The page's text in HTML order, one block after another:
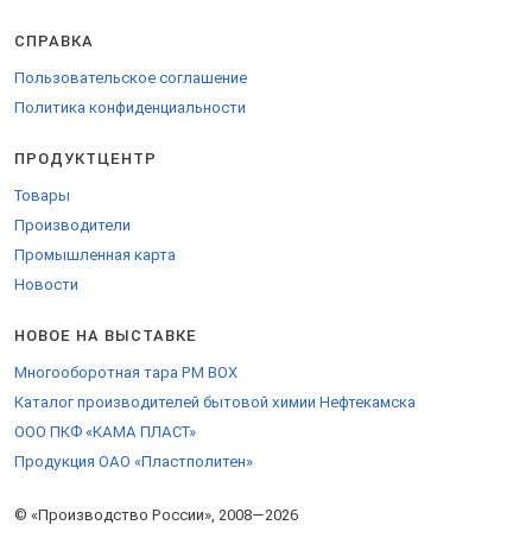
© «Производство России», 2008—2026
СПРАВКА
Пользовательское соглашение
Политика конфиденциальности
ПРОДУКТЦЕНТР
Товары
Производители
Промышленная карта
Новости
НОВОЕ НА ВЫСТАВКЕ
Многооборотная тара PM BOX
Каталог производителей бытовой химии Нефтекамска
ООО ПКФ «КАМА ПЛАСТ»
Продукция ОАО «Пластполитен»